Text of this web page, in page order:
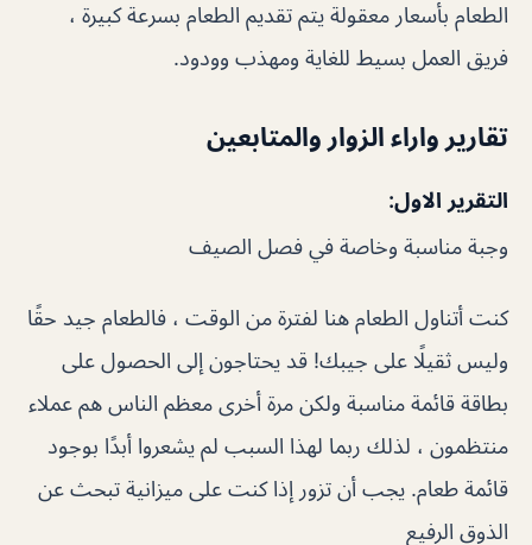
الطعام بأسعار معقولة يتم تقديم الطعام بسرعة كبيرة ،
فريق العمل بسيط للغاية ومهذب وودود.
تقارير واراء الزوار والمتابعين
التقرير الاول:
وجبة مناسبة وخاصة في فصل الصيف
كنت أتناول الطعام هنا لفترة من الوقت ، فالطعام جيد حقًا
وليس ثقيلًا على جيبك! قد يحتاجون إلى الحصول على
بطاقة قائمة مناسبة ولكن مرة أخرى معظم الناس هم عملاء
منتظمون ، لذلك ربما لهذا السبب لم يشعروا أبدًا بوجود
قائمة طعام. يجب أن تزور إذا كنت على ميزانية تبحث عن
الذوق الرفيع